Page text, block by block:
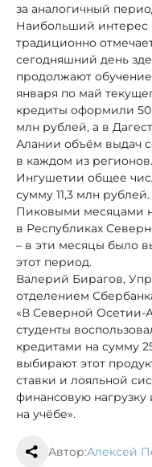
за аналогичный
Наибольший интерес
традиционно
сегодняшний день
продолжают
января по май
кредиты оформили
млн рублей, а в
Алании объём выдач
в каждом из
Ингушетии общее
сумму 11,3 млн рублей.
Пиковыми месяцами
в Республиках
– в эти месяцы было
этот период.
Валерий Бирагов,
отделением
«В Северной Осетии-
студенты
кредитами на сумму
выбирают этот
ставки и лояльной
финансовую нагрузку
на учёбе».
Автор:Алексей